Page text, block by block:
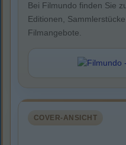
Bei Filmundo finden Sie
Editionen,
Filmangebote.
COVER-ANSICHT